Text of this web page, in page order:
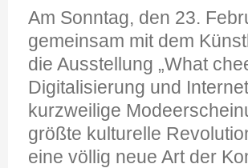
Am Sonntag, den 23.
gemeinsam mit dem
die Ausstellung „What
Digitalisierung und
kurzweilige
größte kulturelle
eine völlig neue Art der